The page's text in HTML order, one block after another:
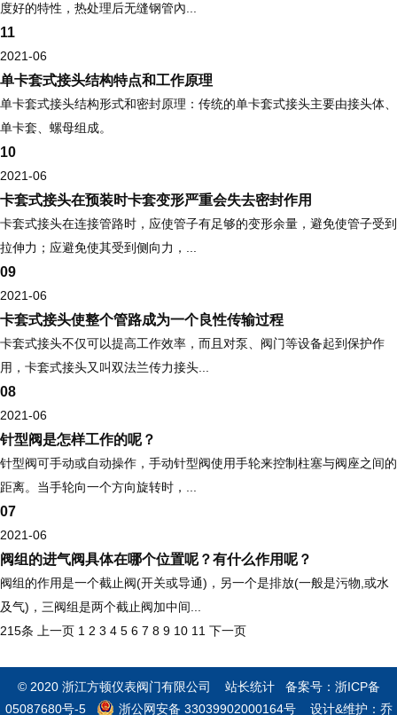
度好的特性，热处理后无缝钢管內...
11
2021-06
单卡套式接头结构特点和工作原理
单卡套式接头结构形式和密封原理：传统的单卡套式接头主要由接头体、
单卡套、螺母组成。
10
2021-06
卡套式接头在预装时卡套变形严重会失去密封作用
卡套式接头在连接管路时，应使管子有足够的变形余量，避免使管子受到
拉伸力；应避免使其受到侧向力，...
09
2021-06
卡套式接头使整个管路成为一个良性传输过程
卡套式接头不仅可以提高工作效率，而且对泵、阀门等设备起到保护作
用，卡套式接头又叫双法兰传力接头...
08
2021-06
针型阀是怎样工作的呢？
针型阀可手动或自动操作，手动针型阀使用手轮来控制柱塞与阀座之间的
距离。当手轮向一个方向旋转时，...
07
2021-06
阀组的进气阀具体在哪个位置呢？有什么作用呢？
阀组的作用是一个截止阀(开关或导通)，另一个是排放(一般是污物,或水
及气)，三阀组是两个截止阀加中间...
215条
上一页 1 2 3 4 5 6 7 8 9 10 11 下一页
© 2020 浙江方顿仪表阀门有限公司 站长统计备案号： 浙ICP备
05087680号-5
浙公网安备 33039902000164号设计&维护： 乔